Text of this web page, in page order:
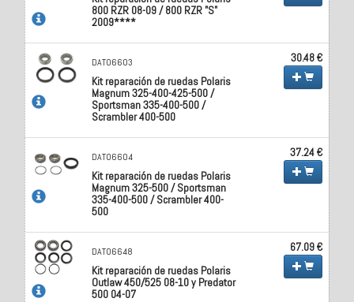
800 RZR 08-09 / 800 RZR "S"
2009****
DAT06603
Kit reparación de ruedas Polaris
Magnum 325-400-425-500 /
Sportsman 335-400-500 /
Scrambler 400-500
30.48 €
DAT06604
Kit reparación de ruedas Polaris
Magnum 325-500 / Sportsman
335-400-500 / Scrambler 400-
500
37.24 €
DAT06648
Kit reparación de ruedas Polaris
Outlaw 450/525 08-10 y Predator
500 04-07
67.09 €